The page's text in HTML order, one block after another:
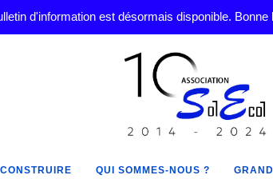
d'information est désormais disponible. Bonne
CONSTRUIRE QUI SOMMES-NOUS ?